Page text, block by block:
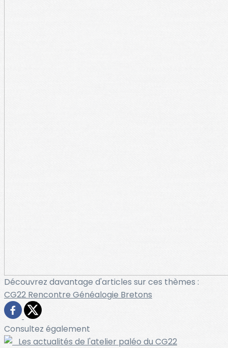
Découvrez davantage d'articles sur ces thèmes :
CG22 Rencontre Généalogie Bretons
Consultez également